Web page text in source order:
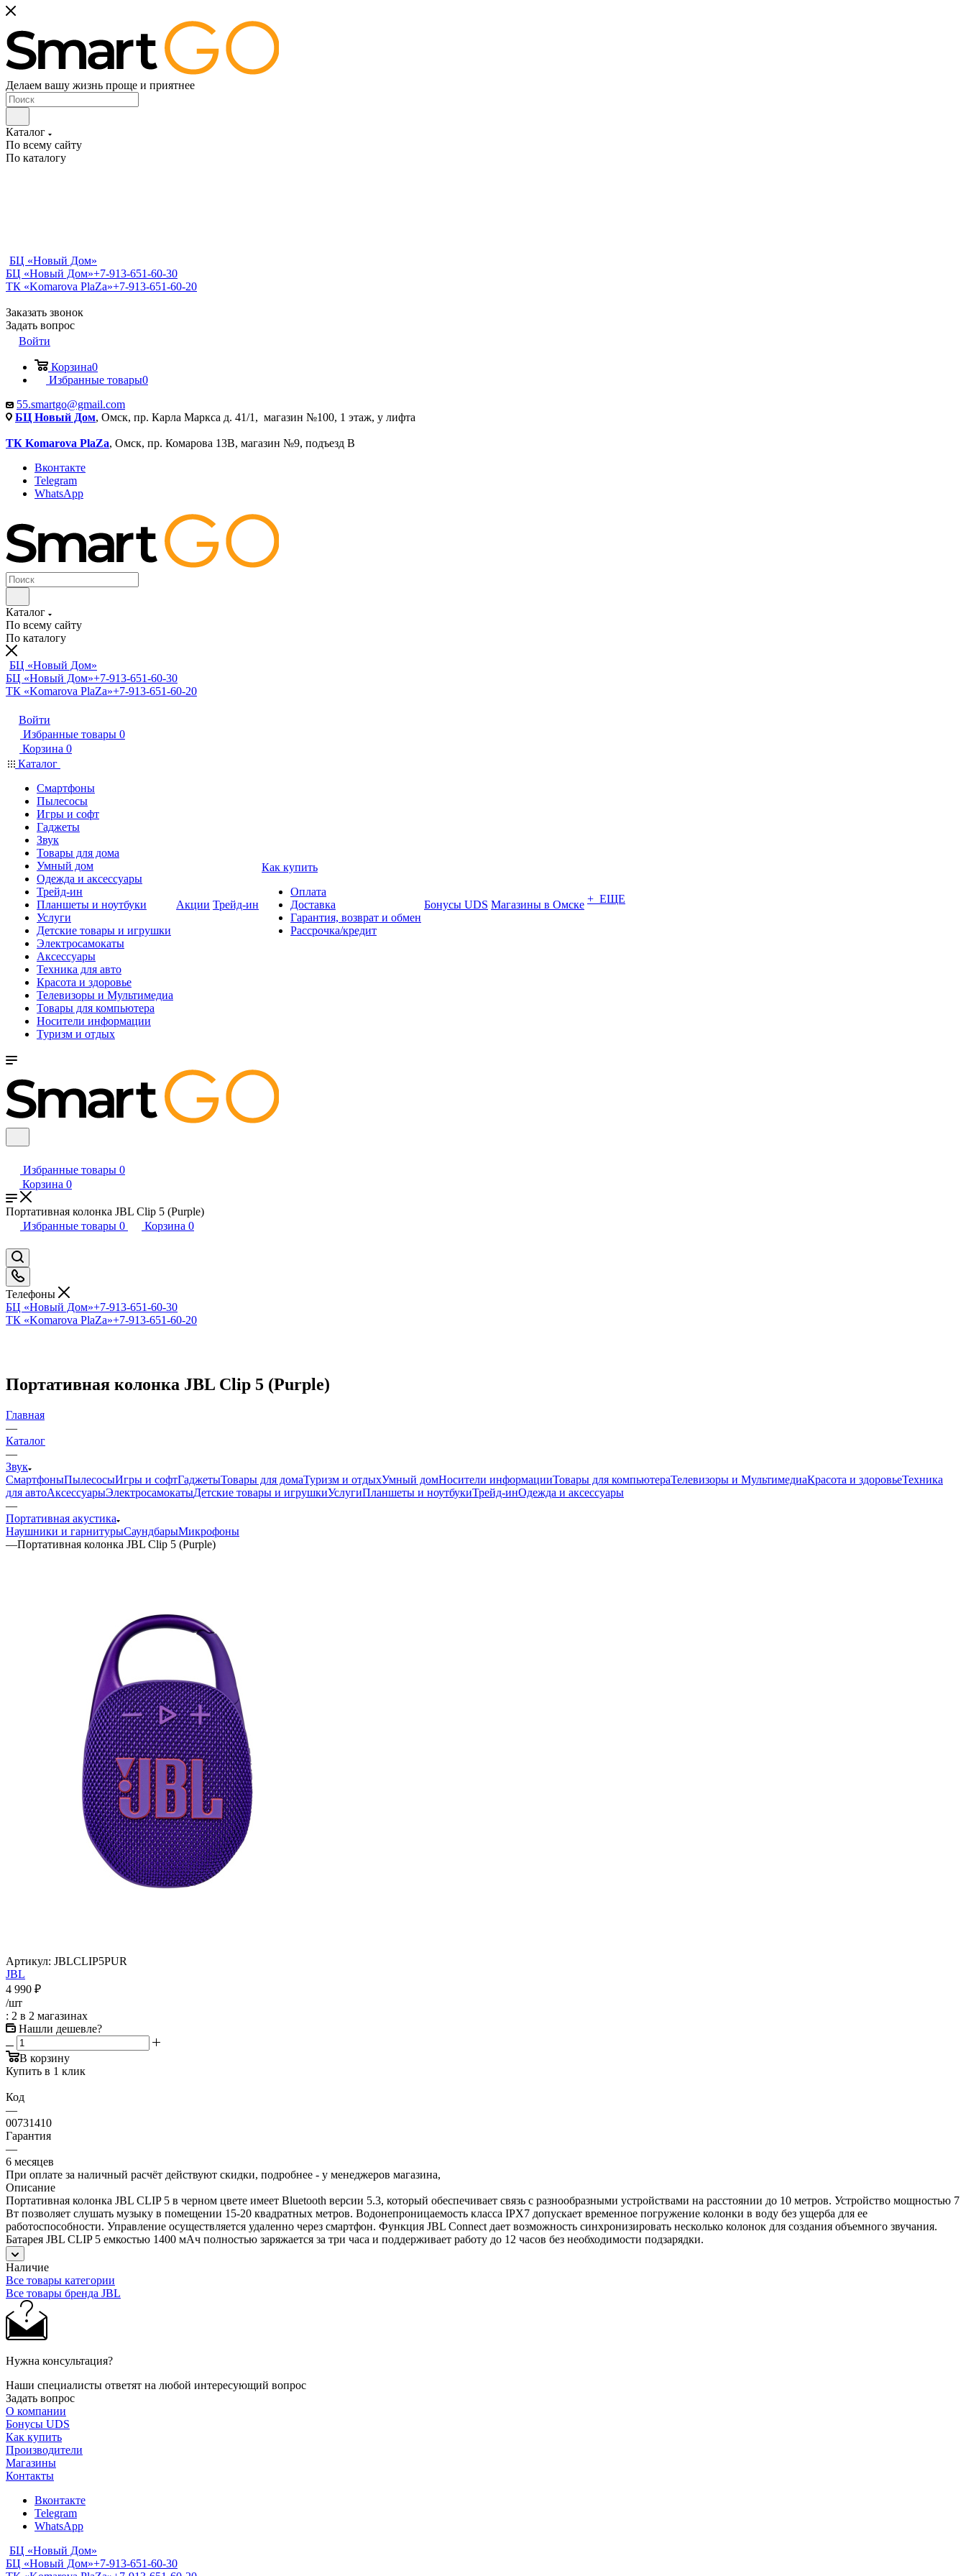
Делаем вашу жизнь проще и приятнее
Каталог
По всему сайту
По каталогу
БЦ «Новый Дом»
БЦ «Новый Дом»+7-913-651-60-30
ТК «Komarova PlaZa»+7-913-651-60-20
Заказать звонок
Задать вопрос
Войти
Корзина0
Избранные товары0
55.smartgo@gmail.com
БЦ Новый Дом, Омск, пр. Карла Маркса д. 41/1, магазин №100, 1 этаж, у лифта
ТК Komarova PlaZa, Омск, пр. Комарова 13В, магазин №9, подъезд В
Вконтакте
Telegram
WhatsApp
Каталог
По всему сайту
По каталогу
БЦ «Новый Дом»
БЦ «Новый Дом»+7-913-651-60-30
ТК «Komarova PlaZa»+7-913-651-60-20
Войти
Избранные товары 0
Корзина 0
Каталог
Смартфоны
Пылесосы
Игры и софт
Гаджеты
Звук
Товары для дома
Умный дом
Одежда и аксессуары
Трейд-ин
Планшеты и ноутбуки
Услуги
Детские товары и игрушки
Электросамокаты
Аксессуары
Техника для авто
Красота и здоровье
Телевизоры и Мультимедиа
Товары для компьютера
Носители информации
Туризм и отдых
Акции Трейд-ин
Как купить
Оплата
Доставка
Гарантия, возврат и обмен
Рассрочка/кредит
Бонусы UDS Магазины в Омске + ЕЩЕ
Избранные товары 0
Корзина 0
Портативная колонка JBL Clip 5 (Purple)
Избранные товары 0 Корзина 0
Телефоны
БЦ «Новый Дом»+7-913-651-60-30
ТК «Komarova PlaZa»+7-913-651-60-20
Портативная колонка JBL Clip 5 (Purple)
Главная
—
Каталог
—
Звук
СмартфоныПылесосыИгры и софтГаджетыТовары для домаТуризм и отдыхУмный домНосители информацииТовары для компьютераТелевизоры и МультимедиаКрасота и здоровьеТехника
для автоАксессуарыЭлектросамокатыДетские товары и игрушкиУслугиПланшеты и ноутбукиТрейд-инОдежда и аксессуары
—
Портативная акустика
Наушники и гарнитурыСаундбарыМикрофоны
—Портативная колонка JBL Clip 5 (Purple)
Артикул: JBLCLIP5PUR
JBL
4 990 ₽
/шт
: 2 в 2 магазинах
Нашли дешевле?
В корзину
Купить в 1 клик
Код
—
00731410
Гарантия
—
6 месяцев
При оплате за наличный расчёт действуют скидки, подробнее - у менеджеров магазина,
Описание
Портативная колонка JBL CLIP 5 в черном цвете имеет Bluetooth версии 5.3, который обеспечивает связь с разнообразными устройствами на расстоянии до 10 метров. Устройство мощностью 7
Вт позволяет слушать музыку в помещении 15-20 квадратных метров. Водонепроницаемость класса IPX7 допускает временное погружение колонки в воду без ущерба для ее
работоспособности. Управление осуществляется удаленно через смартфон. Функция JBL Connect дает возможность синхронизировать несколько колонок для создания объемного звучания.
Батарея JBL CLIP 5 емкостью 1400 мАч полностью заряжается за три часа и поддерживает работу до 12 часов без необходимости подзарядки.
Наличие
Все товары категории
Все товары бренда JBL
Нужна консультация?
Наши специалисты ответят на любой интересующий вопрос
Задать вопрос
О компании
Бонусы UDS
Как купить
Производители
Магазины
Контакты
Вконтакте
Telegram
WhatsApp
БЦ «Новый Дом»
БЦ «Новый Дом»+7-913-651-60-30